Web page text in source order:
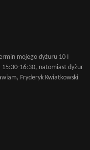
mojego dyżuru 10 I
15:30-16:30, natomiast dyżur
Fryderyk Kwiatkowski